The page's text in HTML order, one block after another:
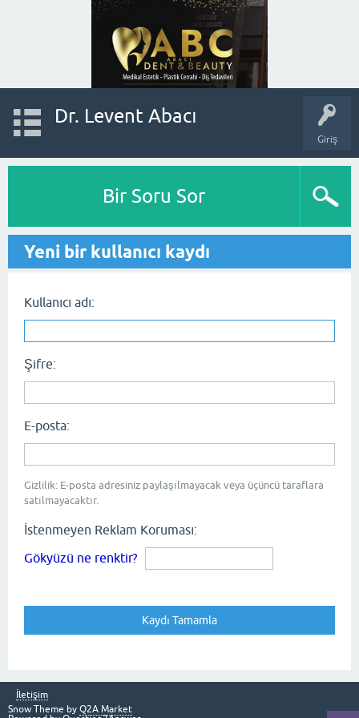
Giriş
Dr. Levent Abacı
Bir Soru Sor
Yeni bir kullanıcı kaydı
Kullanıcı adı:
Şifre:
E-posta:
Gizlilik: E-posta adresiniz paylaşılmayacak veya üçüncü taraflara
satılmayacaktır.
İstenmeyen Reklam Koruması:
Gökyüzü ne renktir?
İletişim
Snow Theme by Q2A Market